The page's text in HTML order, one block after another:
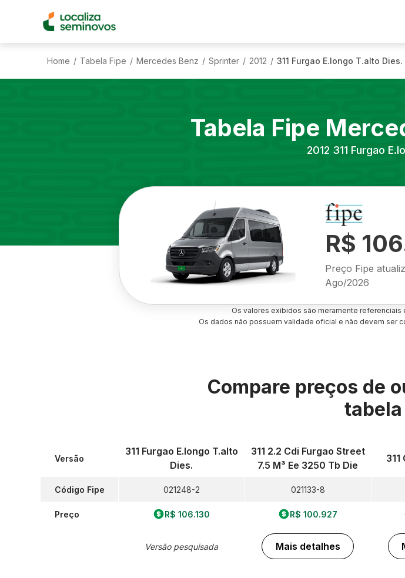
Home / Tabela Fipe / Mercedes Benz / Sprinter / 2012 / 311 Furgao E.longo T.alto Dies.
Tabela Fipe
2012 311 Furgao
R$
Preço Fipe
Ago/2026
Os valores exibidos são meramente
Os dados não possuem validade oficial e não devem ser
Compare preços de
Versão
Código Fipe
Preço
311 Furgao E.longo T.alto
Dies.
021248-2
R$ 106.130
Versão pesquisada
311 2.2 Cdi Furgao Street
7.5 M³ Ee 3250 Tb Die
021133-8
R$ 100.927
Mais detalhes